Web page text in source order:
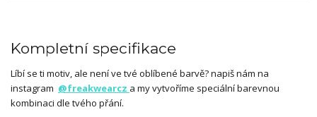
Kompletní specifikace
Líbí se ti motiv, ale není ve tvé oblíbené barvě? napiš nám na
instagram @freakwearcz a my vytvoříme speciální barevnou
kombinaci dle tvého přání.